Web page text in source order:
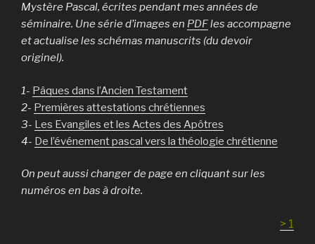
Mystère Pascal, écrites pendant mes années de
séminaire. Une série d’images en PDFles accompagne
et actualise les schémas manuscrits (du devoir
originel).
1- Pâques dans l’Ancien Testament
2- Premières attestations chrétiennes
3- Les Evangiles et les Actes des Apôtres
4- De l’événement pascal vers la théologie chrétienne
On peut aussi changer de page en cliquant sur les
numéros en bas à droite.
> 1